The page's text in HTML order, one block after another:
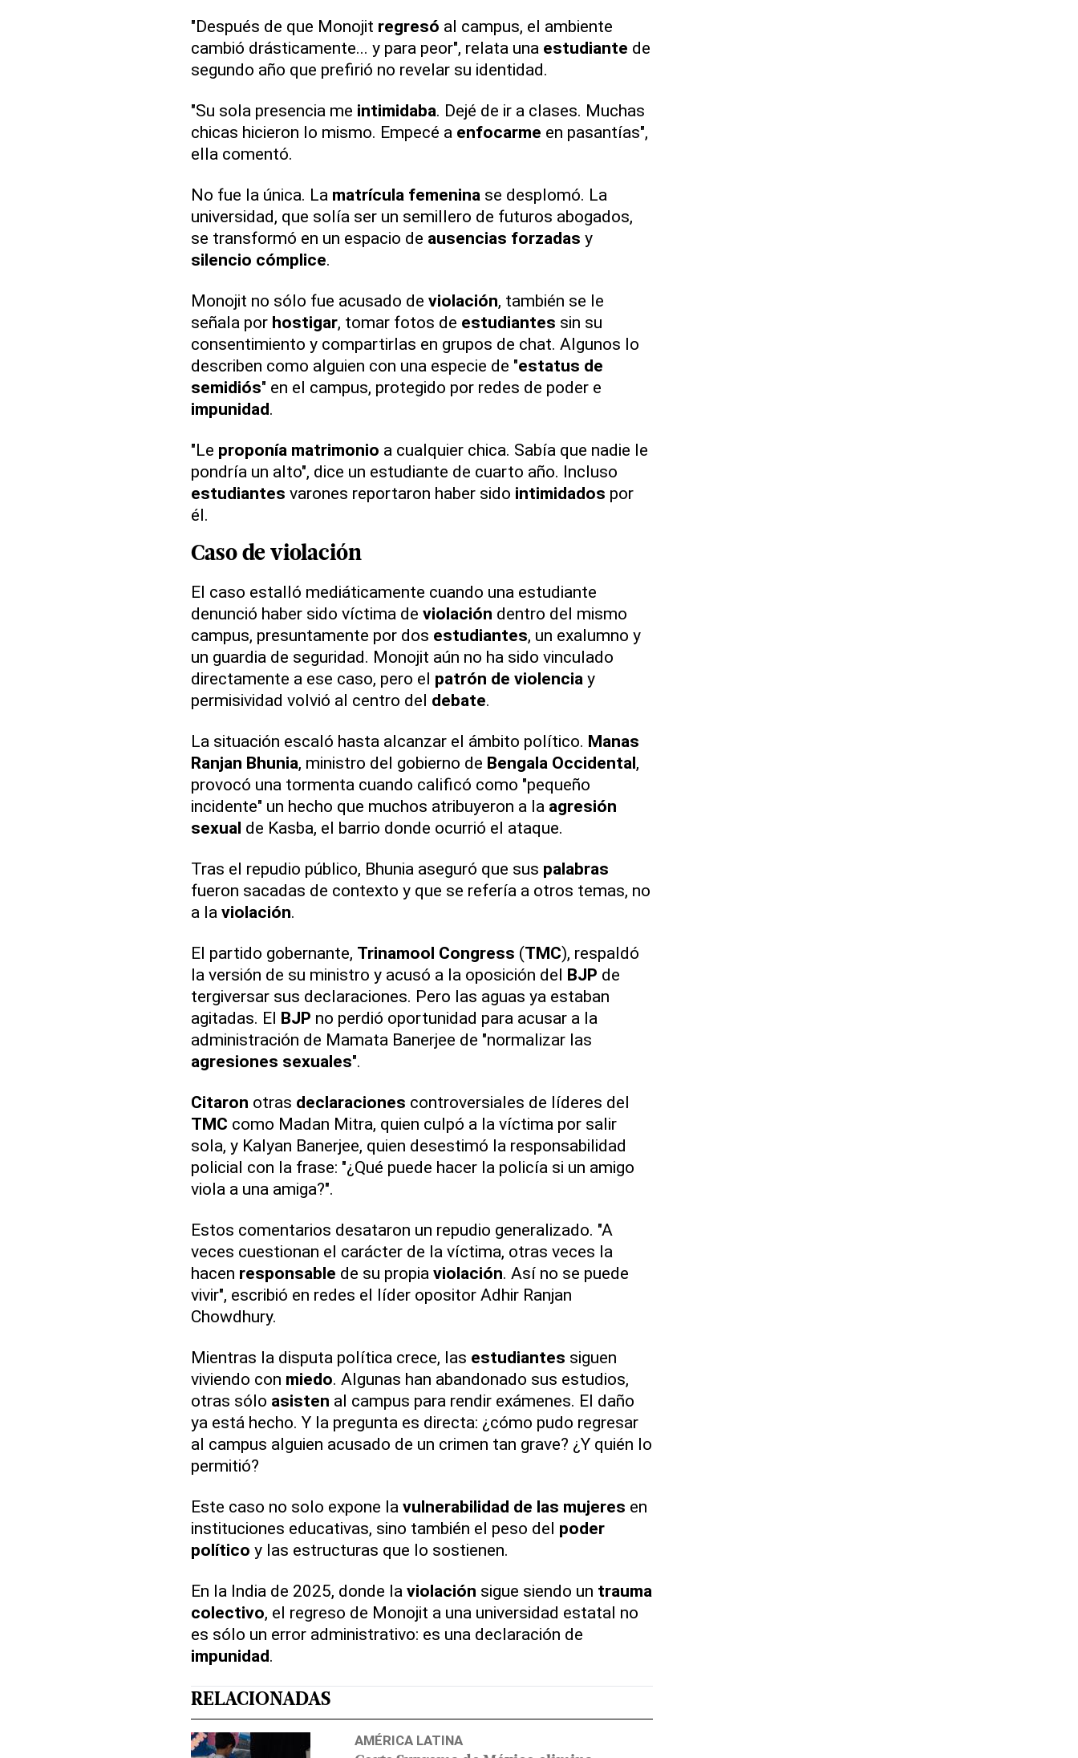
"Después de que Monojit regresó al campus, el ambiente
cambió drásticamente... y para peor", relata una estudiante de
segundo año que prefirió no revelar su identidad.
"Su sola presencia me intimidaba. Dejé de ir a clases. Muchas
chicas hicieron lo mismo. Empecé a enfocarme en pasantías",
ella comentó.
No fue la única. La matrícula femenina se desplomó. La
universidad, que solía ser un semillero de futuros abogados,
se transformó en un espacio de ausencias forzadas y
silencio cómplice.
Monojit no sólo fue acusado de violación, también se le
señala por hostigar, tomar fotos de estudiantes sin su
consentimiento y compartirlas en grupos de chat. Algunos lo
describen como alguien con una especie de "estatus de
semidiós" en el campus, protegido por redes de poder e
impunidad.
"Le proponía matrimonio a cualquier chica. Sabía que nadie le
pondría un alto", dice un estudiante de cuarto año. Incluso
estudiantes varones reportaron haber sido intimidados por
él.
Caso de violación
El caso estalló mediáticamente cuando una estudiante
denunció haber sido víctima de violación dentro del mismo
campus, presuntamente por dos estudiantes, un exalumno y
un guardia de seguridad. Monojit aún no ha sido vinculado
directamente a ese caso, pero el patrón de violencia y
permisividad volvió al centro del debate.
La situación escaló hasta alcanzar el ámbito político. Manas
Ranjan Bhunia, ministro del gobierno de Bengala Occidental,
provocó una tormenta cuando calificó como "pequeño
incidente" un hecho que muchos atribuyeron a la agresión
sexual de Kasba, el barrio donde ocurrió el ataque.
Tras el repudio público, Bhunia aseguró que sus palabras
fueron sacadas de contexto y que se refería a otros temas, no
a la violación.
El partido gobernante, Trinamool Congress (TMC), respaldó
la versión de su ministro y acusó a la oposición del BJP de
tergiversar sus declaraciones. Pero las aguas ya estaban
agitadas. El BJP no perdió oportunidad para acusar a la
administración de Mamata Banerjee de "normalizar las
agresiones sexuales".
Citaron otras declaraciones controversiales de líderes del
TMC como Madan Mitra, quien culpó a la víctima por salir
sola, y Kalyan Banerjee, quien desestimó la responsabilidad
policial con la frase: "¿Qué puede hacer la policía si un amigo
viola a una amiga?".
Estos comentarios desataron un repudio generalizado. "A
veces cuestionan el carácter de la víctima, otras veces la
hacen responsable de su propia violación. Así no se puede
vivir", escribió en redes el líder opositor Adhir Ranjan
Chowdhury.
Mientras la disputa política crece, las estudiantes siguen
viviendo con miedo. Algunas han abandonado sus estudios,
otras sólo asisten al campus para rendir exámenes. El daño
ya está hecho. Y la pregunta es directa: ¿cómo pudo regresar
al campus alguien acusado de un crimen tan grave? ¿Y quién lo
permitió?
Este caso no solo expone la vulnerabilidad de las mujeres en
instituciones educativas, sino también el peso del poder
político y las estructuras que lo sostienen.
En la India de 2025, donde la violación sigue siendo un trauma
colectivo, el regreso de Monojit a una universidad estatal no
es sólo un error administrativo: es una declaración de
impunidad.
RELACIONADAS
AMÉRICA LATINA